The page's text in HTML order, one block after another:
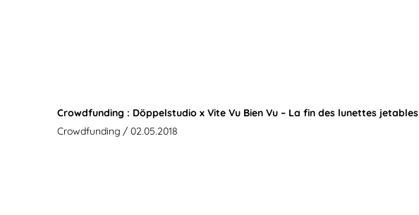
Crowdfunding : Döppelstudio x Vite Vu Bien Vu – La fin des lunettes jetables
Crowdfunding / 02.05.2018